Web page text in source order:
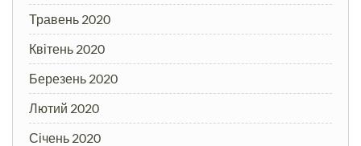
Травень 2020
Квітень 2020
Березень 2020
Лютий 2020
Січень 2020